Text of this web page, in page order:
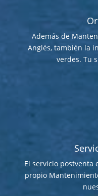
Además de
Anglés, también la
verdes. Tu
El servicio postventa
propio